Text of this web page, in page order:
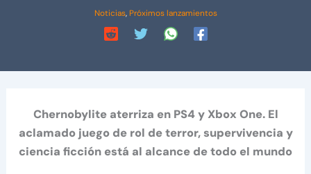
Noticias, Próximos lanzamientos
Chernobylite aterriza en PS4 y Xbox One. El
aclamado juego de rol de terror, supervivencia y
ciencia ficción está al alcance de todo el mundo